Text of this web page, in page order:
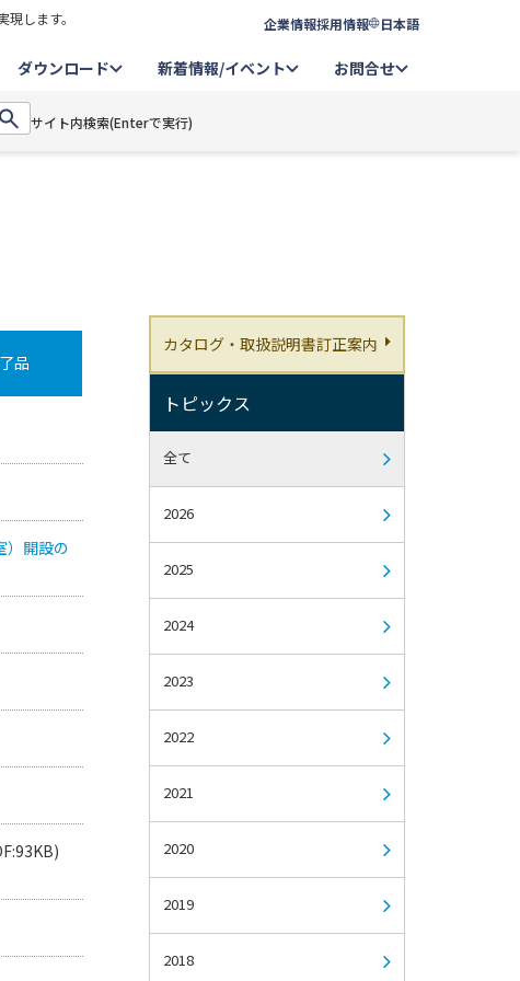
します。 企業情報採用情報 日本語
ダウンロード 新着情報/イベント お問合せ
サイト内検索(Enterで実行)
品
）開設の
カタログ・取扱説明書訂正案内
トピックス
全て
2026
2025
2024
2023
2022
2021
2020
2019
2018